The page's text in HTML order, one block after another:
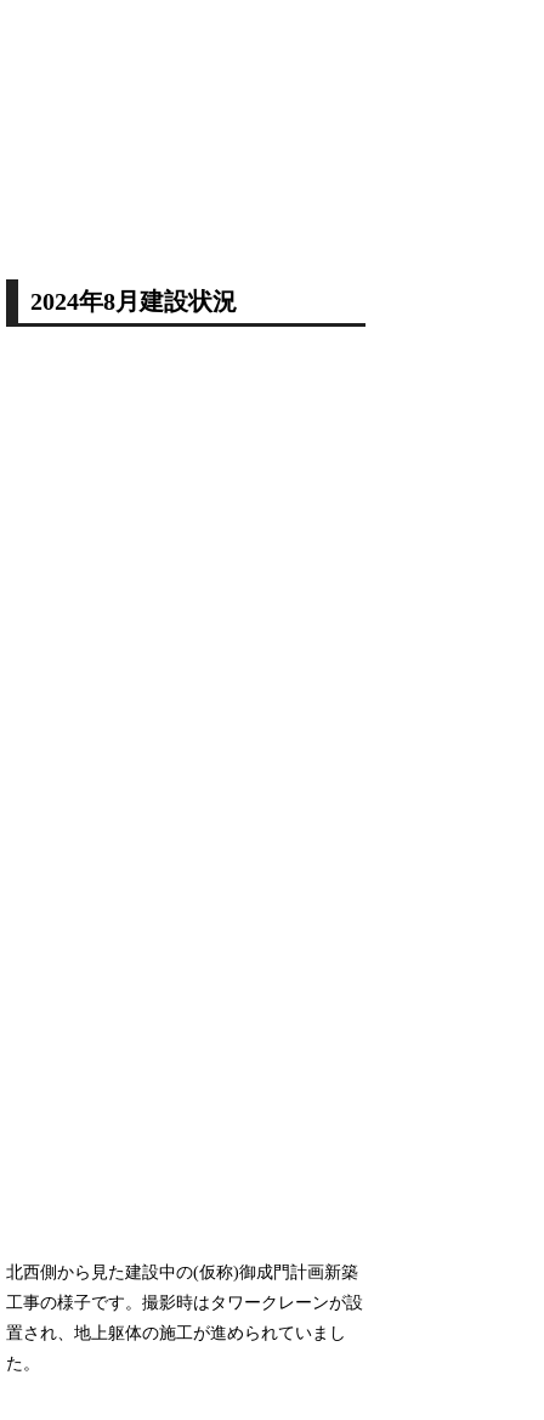
2024年8月建設状況
北西側から見た建設中の(仮称)御成門計画新築
工事の様子です。撮影時はタワークレーンが設
置され、地上躯体の施工が進められていまし
た。